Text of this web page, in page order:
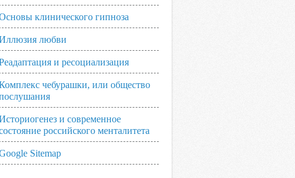
клинического гипноза
любви
и ресоциализация
чебурашки, или общество
и современное
российского менталитета
Sitemap